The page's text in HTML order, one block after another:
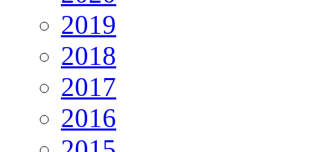
2019
2018
2017
2016